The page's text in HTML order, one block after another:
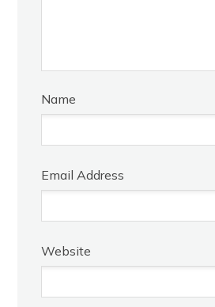
Name
Email Address
Website